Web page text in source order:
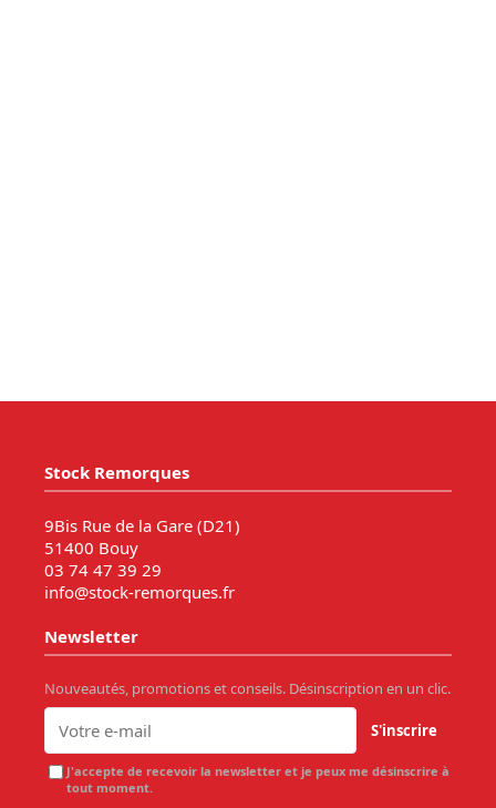
Stock Remorques
9Bis Rue de la Gare (D21)
51400 Bouy
03 74 47 39 29
info@stock-remorques.fr
Newsletter
Nouveautés, promotions et conseils. Désinscription en un clic.
S'inscrire
J'accepte de recevoir la newsletter et je peux me désinscrire à
tout moment.